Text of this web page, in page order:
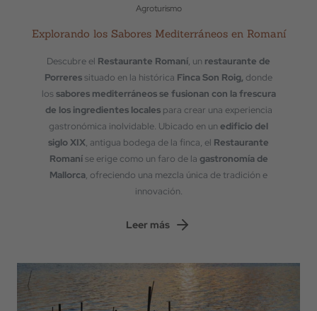
Agroturismo
Explorando los Sabores Mediterráneos en Romaní
Descubre el Restaurante Romaní, un restaurante de
Porreressituado en la histórica Finca Son Roig, donde
los sabores mediterráneos se fusionan con la frescura
de los ingredientes localespara crear una experiencia
gastronómica inolvidable. Ubicado en un edificio del
siglo XIX, antigua bodega de la finca, el Restaurante
Romaníse erige como un faro de la gastronomía de
Mallorca, ofreciendo una mezcla única de tradición e
innovación.
Leer más